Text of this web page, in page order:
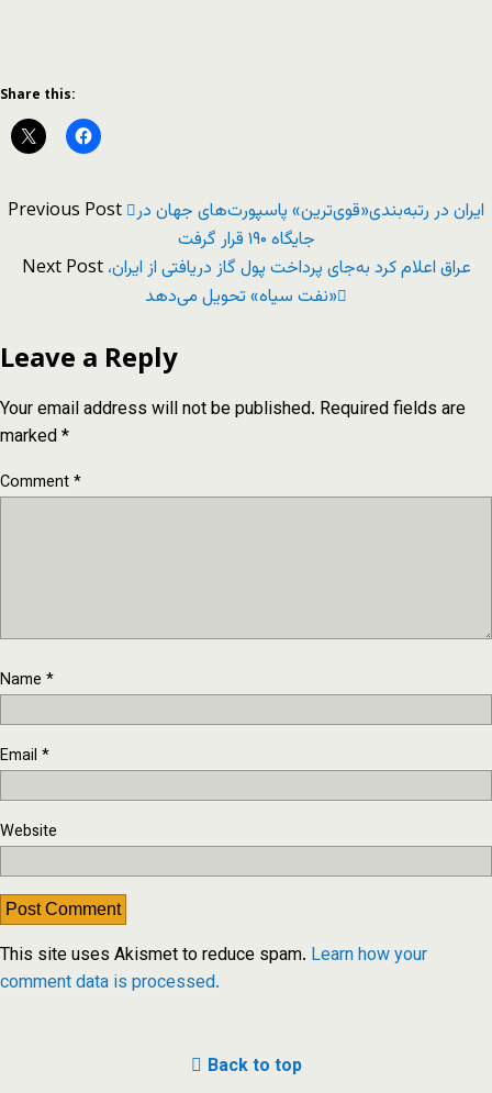
Share this:
Previous Post ایران در رتبه‌بندی«قوی‌ترین» پاسپورت‌های جهان در
جایگاه ۱۹۰ قرار گرفت
Next Post عراق اعلام کرد به‌جای پرداخت پول گاز دریافتی از ایران،
«نفت سیاه» تحویل می‌دهد
Leave a Reply
Your email address will not be published. Required fields are
marked*
Comment*
Name *
Email *
Website
This site uses Akismet to reduce spam. Learn how your
comment data is processed.
Back to top